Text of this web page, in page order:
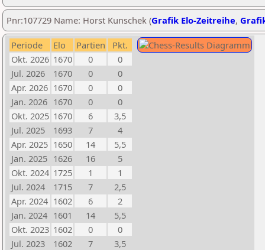
Pnr:107729 Name: Horst Kunschek (Grafik Elo-Zeitreihe,
Periode Elo Partien
Pkt.
Okt. 2026 1670 0
0
Jul. 2026
1670 0
0
Apr. 2026 1670 0
0
Jan. 2026 1670 0
0
Okt. 2025 1670 6
3,5
Jul. 2025
1693 7
4
Apr. 2025 1650 14
5,5
Jan. 2025 1626 16
5
Okt. 2024 1725 1
1
Jul. 2024
1715 7
2,5
Apr. 2024 1602 6
2
Jan. 2024 1601 14
5,5
Okt. 2023 1602 0
0
Jul. 2023
1602 7
3,5